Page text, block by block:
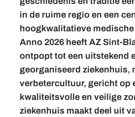
in de ruime regio en een
hoogkwalitatieve
Anno 2026 heeft AZ Sint-
ontpopt tot een uitstekend
georganiseerd ziekenhuis,
verbetercultuur, gericht op
kwaliteitsvolle en veilige
ziekenhuis maakt deel uit